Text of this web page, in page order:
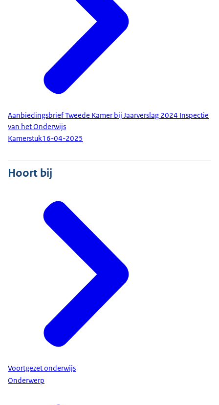
Aanbiedingsbrief Tweede Kamer bij Jaarverslag 2024 Inspectie
van het Onderwijs
Kamerstuk16-04-2025
Hoort bij
Voortgezet onderwijs
Onderwerp